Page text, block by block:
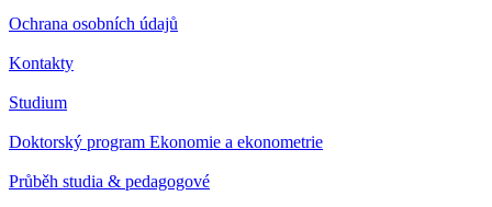
Ochrana osobních údajů
Kontakty
Studium
Doktorský program Ekonomie a ekonometrie
Průběh studia & pedagogové